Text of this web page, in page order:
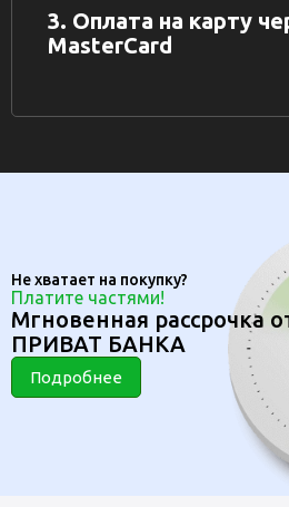
3. Оплата на карту
MasterCard
Не хватает на покупку?
Платите частями!
Мгновенная рассрочка
ПРИВАТ БАНКА
Подробнее